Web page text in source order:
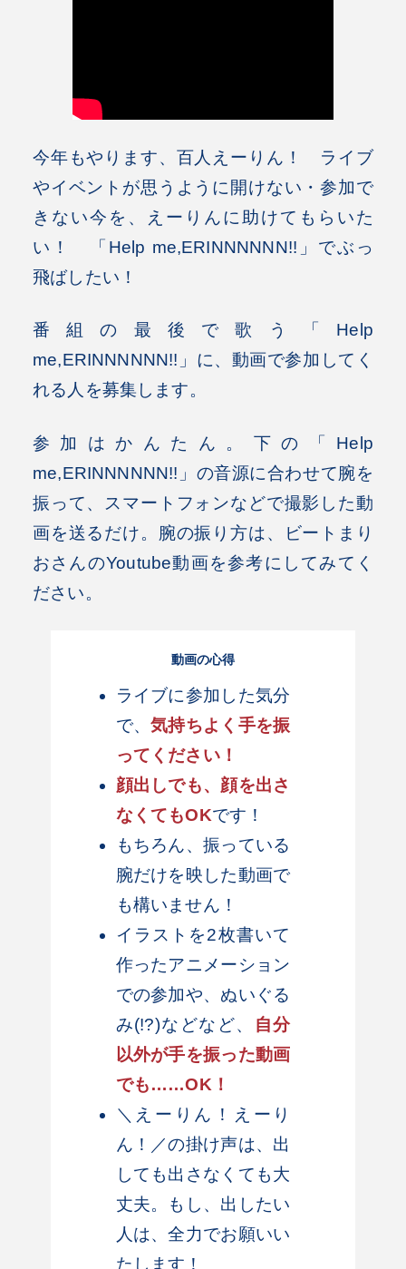
今年もやります、百人えーりん！ ライブ
やイベントが思うように開けない・参加で
きない今を、えーりんに助けてもらいた
い！ 「Help me,ERINNNNNN!!」でぶっ
飛ばしたい！
番組の最後で歌う「Help
me,ERINNNNNN!!」に、動画で参加してく
れる人を募集します。
参加はかんたん。下の「Help
me,ERINNNNNN!!」の音源に合わせて腕を
振って、スマートフォンなどで撮影した動
画を送るだけ。腕の振り方は、ビートまり
おさんのYoutube動画を参考にしてみてく
ださい。
動画の心得
ライブに参加した気分
で、気持ちよく手を振
ってください！
顔出しでも、顔を出さ
なくてもOKです！
もちろん、振っている
腕だけを映した動画で
も構いません！
イラストを2枚書いて
作ったアニメーション
での参加や、ぬいぐる
み(!?)などなど、
自分
以外が手を振った動画
でも……OK！
＼えーりん！えーり
ん！／の掛け声は、出
しても出さなくても大
丈夫。もし、出したい
人は、全力でお願いい
たします！